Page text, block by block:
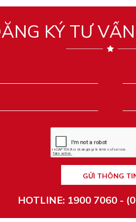
KÝ TƯ
GỬI THÔNG
HOTLINE: 1900 7060 -